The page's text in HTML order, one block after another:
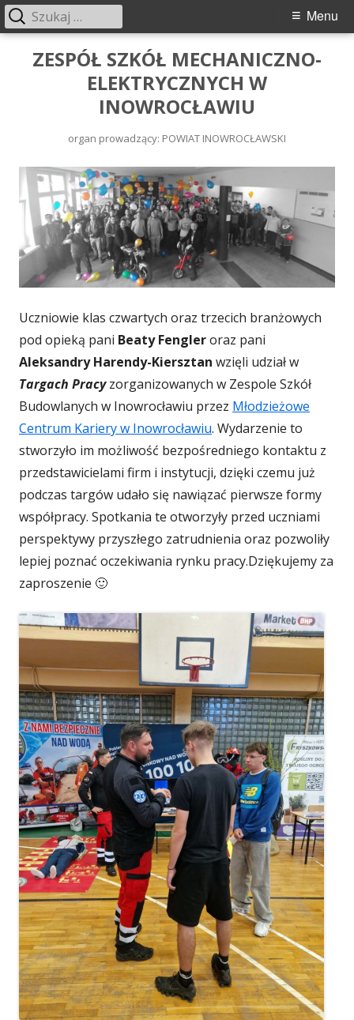
ZESPÓŁ SZKÓŁ MECHANICZNO-
ELEKTRYCZNYCH W
INOWROCŁAWIU
organ prowadzący: POWIAT INOWROCŁAWSKI
Menu
Uczniowie klas czwartych oraz trzecich branżowych
pod opieką pani Beaty Fengleroraz pani
Aleksandry Harendy-Kiersztan wzięli udział w
Targach Pracyzorganizowanych w Zespole Szkół
Budowlanych w Inowrocławiu przez Młodzieżowe
Centrum Kariery w Inowrocławiu. Wydarzenie to
stworzyło im możliwość bezpośredniego kontaktu z
przedstawicielami firm i instytucji, dzięki czemu już
podczas targów udało się nawiązać pierwsze formy
współpracy. Spotkania te otworzyły przed uczniami
perspektywy przyszłego zatrudnienia oraz pozwoliły
lepiej poznać oczekiwania rynku pracy.Dziękujemy za
zaproszenie 🙂